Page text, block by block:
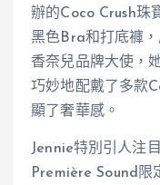
辦的Coco Crush珠
黑色Bra和打底褲
香奈兒品牌大使，
巧妙地配戴了多款
顯了奢華感。
Jennie特別引人注
Première Sound限